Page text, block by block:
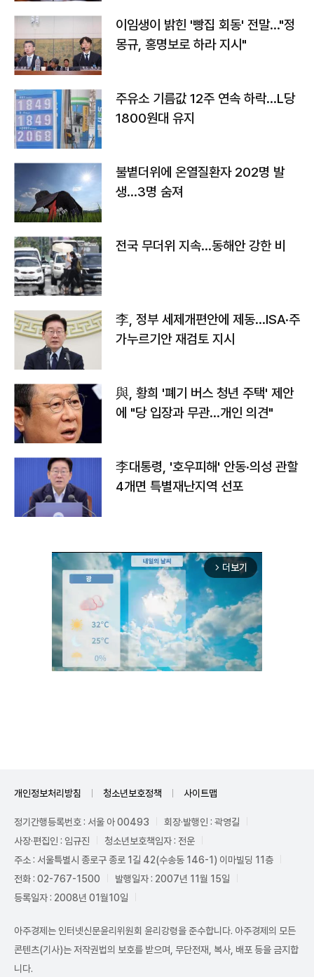
이임생이 밝힌 '빵집 회동' 전말…"정
몽규, 홍명보로 하라 지시"
주유소 기름값 12주 연속 하락…L당
1800원대 유지
불볕더위에 온열질환자 202명 발
생…3명 숨져
전국 무더위 지속…동해안 강한 비
李, 정부 세제개편안에 제동…ISA·주
가누르기안 재검토 지시
與, 황희 '폐기 버스 청년 주택' 제안
에 "당 입장과 무관…개인 의견"
李대통령, '호우피해' 안동·의성 관할
4개면 특별재난지역 선포
arrow_forward_ios 더보기
개인정보처리방침 청소년보호정책 사이트맵
정기간행등록번호 : 서울 아 00493
회장·발행인 : 곽영길
사장·편집인 : 임규진
청소년보호책임자 : 전운
주소 : 서울특별시 종로구 종로 1길 42(수송동 146-1) 이마빌딩 11층
전화 : 02-767-1500
발행일자 : 2007년 11월 15일
등록일자 : 2008년 01월10일
아주경제는 인터넷신문윤리위원회 윤리강령을 준수합니다. 아주경제의 모든
콘텐츠(기사)는 저작권법의 보호를 받으며, 무단전재, 복사, 배포 등을 금지합
니다.